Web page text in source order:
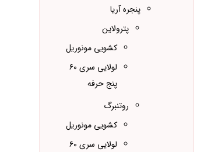
پنجره آریا
پترولاین
کشویی مونوریل
لولایی سری ۶۰
پنج حرفه
روتنبرگ
کشویی مونوریل
لولایی سری ۶۰